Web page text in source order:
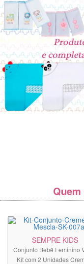
SEMPRE KIDS
Conjunto Bebê Feminino
Kit com 2 Unidades